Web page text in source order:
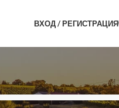
ВХОД / РЕГИСТРАЦИЯ